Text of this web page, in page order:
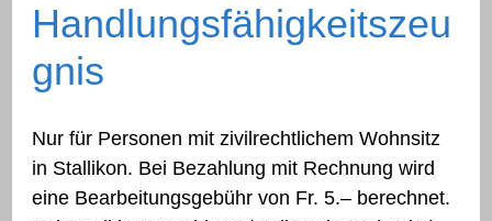
Handlungsfähigkeitszeu
gnis
Nur für Personen mit zivilrechtlichem Wohnsitz
in Stallikon. Bei Bezahlung mit Rechnung wird
eine Bearbeitungsgebühr von Fr. 5.– berechnet.